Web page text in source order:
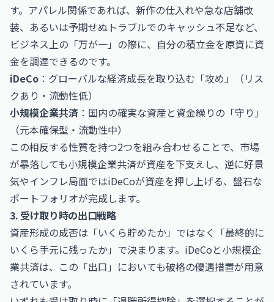
す。アパレル関係であれば、新作の仕入れや急な店舗改
装、あるいは予期せぬトラブルでのキャッシュ不足など、
ビジネス上の「万が一」の際に、自分の積立金を原資に資
金を調達できるのです。
iDeCo ：グローバルな経済成長を取り込む「攻め」（リス
クあり・流動性低）
小規模企業共済 ：国内の確実な資産と資金繰りの「守り」
（元本確保型・流動性中）
この相反する性質を持つ2つを組み合わせることで、市場
が暴落しても小規模企業共済が資産を下支えし、逆に好景
気やインフレ局面ではiDeCoが資産を押し上げる、盤石な
ポートフォリオが完成します。
3. 受け取り時の出口戦略
資産形成の成否は「いくら貯めたか」ではなく「最終的に
いくら手元に残ったか」で決まります。iDeCoと小規模企
業共済は、この「出口」においても破格の優遇措置が用意
されています。